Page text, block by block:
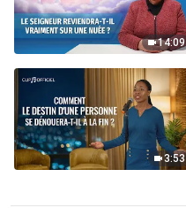
14:09
3:53